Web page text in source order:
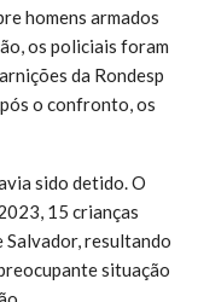
homens armados
os policiais foram
da Rondesp
o confronto, os
sido detido. O
15 crianças
Salvador, resultando
situação